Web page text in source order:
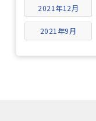
2021年12月
2021年9月